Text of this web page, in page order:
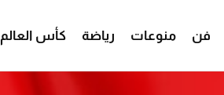
فن منوعات رياضة كأس العالم